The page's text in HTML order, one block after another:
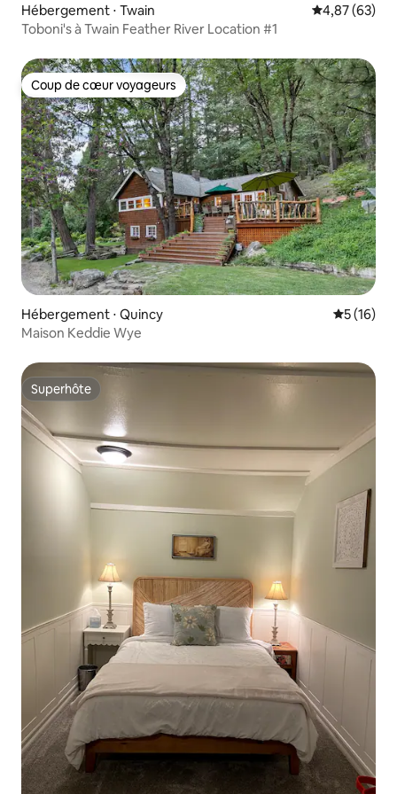
Hébergement ⋅ Twain Évaluation
4,87 (63)
Toboni's à Twain Feather River Location #1
Coup de cœur voyageurs
Coup de cœur voyageurs
Hébergement ⋅ Quincy
5 (16)
Maison Keddie Wye
Superhôte
Superhôte